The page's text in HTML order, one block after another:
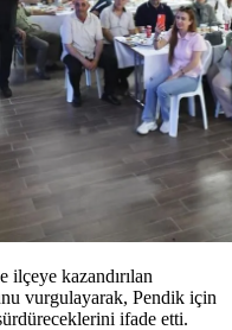
kazandırılan
vurgulayarak, Pendik için
ifade etti.